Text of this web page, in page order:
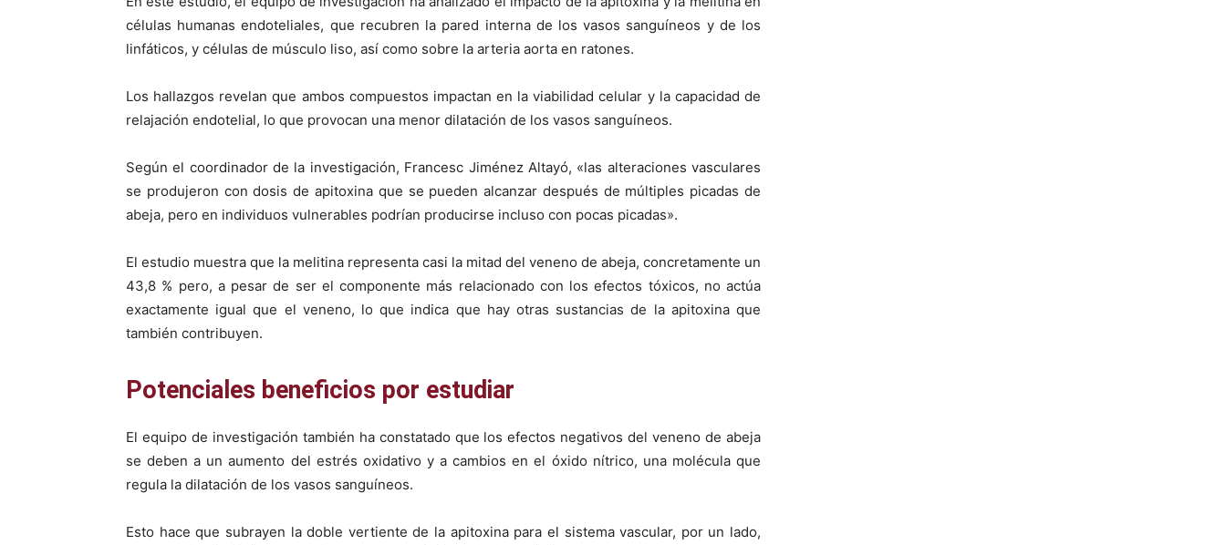
células humanas endoteliales, que recubren la pared interna de los vasos sanguíneos y de los
linfáticos, y células de músculo liso, así como sobre la arteria aorta en ratones.
Los hallazgos revelan que ambos compuestos impactan en la viabilidad celular y la capacidad de
relajación endotelial, lo que provocan una menor dilatación de los vasos sanguíneos.
Según el coordinador de la investigación, Francesc Jiménez Altayó, «las alteraciones vasculares
se produjeron con dosis de apitoxina que se pueden alcanzar después de múltiples picadas de
abeja, pero en individuos vulnerables podrían producirse incluso con pocas picadas».
El estudio muestra que la melitina representa casi la mitad del veneno de abeja, concretamente un
43,8 % pero, a pesar de ser el componente más relacionado con los efectos tóxicos, no actúa
exactamente igual que el veneno, lo que indica que hay otras sustancias de la apitoxina que
también contribuyen.
Potenciales beneficios por estudiar
El equipo de investigación también ha constatado que los efectos negativos del veneno de abeja
se deben a un aumento del estrés oxidativo y a cambios en el óxido nítrico, una molécula que
regula la dilatación de los vasos sanguíneos.
Esto hace que subrayen la doble vertiente de la apitoxina para el sistema vascular, por un lado,